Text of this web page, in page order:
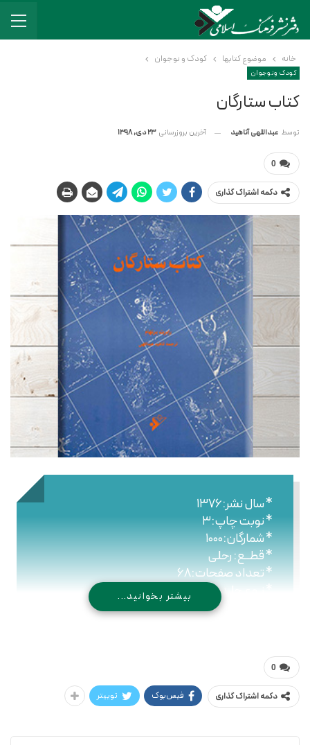
خانه موضوع کتابها کودک و نوجوان
کودک و نوجوان
کتاب ستارگان
توسط عبداللهی آناهید آخرین بروزرسانی 23 دی, 1398
0
دکمه اشتراک گذاری
* سال نشر:۱۳۷۶
* نوبت چاپ:۳
* شمارگان:۱۰۰۰
* قطــع: رحلی
* تعداد صفحات:۶۸
* نـوع جلـد: سلیفونبیشتر بخوانید...
0
دکمه اشتراک گذاری فیس‌بوک توییتر